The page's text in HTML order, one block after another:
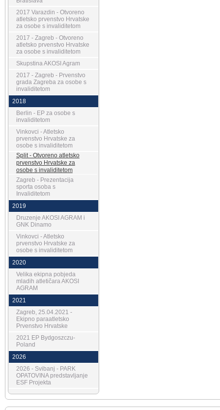
2017 Varazdin - Otvoreno
atletsko prvenstvo Hrvatske
za osobe s invaliditetom
2017 - Zagreb - Otvoreno
atletsko prvenstvo Hrvatske
za osobe s invaliditetom
Skupstina AKOSI Agram
2017 - Zagreb - Prvenstvo
grada Zagreba za osobe s
invaliditetom
2018
Berlin - EP za osobe s
invaliditetom
Vinkovci - Atletsko
prvenstvo Hrvatske za
osobe s invaliditetom
Split - Otvoreno atletsko
prvenstvo Hrvatske za
osobe s invaliditetom
Zagreb - Prezentacija
sporta osoba s
Invaliditetom
2019
Druzenje AKOSI AGRAM i
GNK Dinamo
Vinkovci - Atletsko
prvenstvo Hrvatske za
osobe s invaliditetom
2020
Velika ekipna pobjeda
mladih atletičara AKOSI
AGRAM
2021
Zagreb, 25.04.2021 -
Ekipno paraatletsko
Prvenstvo Hrvatske
2021 EP Bydgoszczu-
Poland
2026
2026 - Svibanj - PARK
OPATOVINA predstavljanje
ESF Projekta